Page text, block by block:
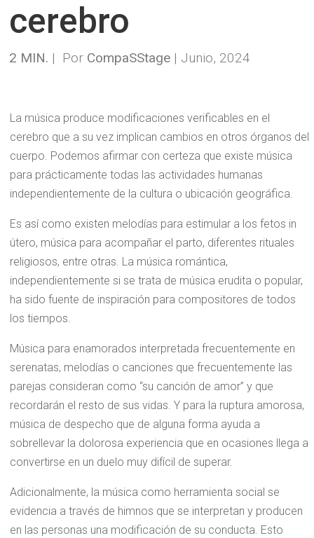
cerebro
2 MIN. | Por CompaSStage | Junio, 2024
La música produce modificaciones verificables en el
cerebro que a su vez implican cambios en otros órganos del
cuerpo. Podemos afirmar con certeza que existe música
para prácticamente todas las actividades humanas
independientemente de la cultura o ubicación geográfica.
Es así como existen melodías para estimular a los fetos in
útero, música para acompañar el parto, diferentes rituales
religiosos, entre otras. La música romántica,
independientemente si se trata de música erudita o popular,
ha sido fuente de inspiración para compositores de todos
los tiempos.
Música para enamorados interpretada frecuentemente en
serenatas, melodías o canciones que frecuentemente las
parejas consideran como “su canción de amor” y que
recordarán el resto de sus vidas. Y para la ruptura amorosa,
música de despecho que de alguna forma ayuda a
sobrellevar la dolorosa experiencia que en ocasiones llega a
convertirse en un duelo muy difícil de superar.
Adicionalmente, la música como herramienta social se
evidencia a través de himnos que se interpretan y producen
en las personas una modificación de su conducta. Esto